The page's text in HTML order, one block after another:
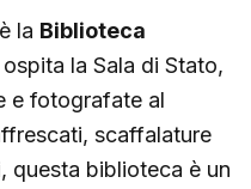
la Biblioteca
la Sala di Stato,
e fotografate al
scaffalature
questa biblioteca è un